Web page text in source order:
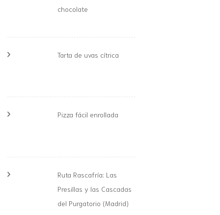
chocolate
Tarta de uvas cítrica
Pizza fácil enrollada
Ruta Rascafría: Las
Presillas y las Cascadas
del Purgatorio (Madrid)